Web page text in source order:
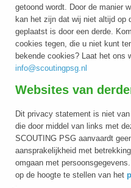
getoond wordt. Door de manier
kan het zijn dat wij niet altijd op
geplaatst is door een derde.
cookies tegen, die u niet kunt
bekende cookies? Laat het ons
info@scoutingpsg.nl
Websites van
Dit privacy statement is niet
die door middel van links met
SCOUTING PSG aanvaardt
aansprakelijkheid met
omgaan met
op de hoogte te stellen van het